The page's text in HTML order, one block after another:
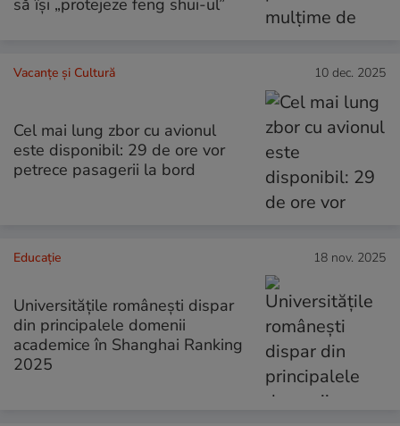
Vacanțe și Cultură 10 dec. 2025
Cel mai lung zbor cu avionul
este disponibil: 29 de ore vor
petrece pasagerii la bord
Educație 18 nov. 2025
Universitățile românești dispar
din principalele domenii
academice în Shanghai Ranking
2025